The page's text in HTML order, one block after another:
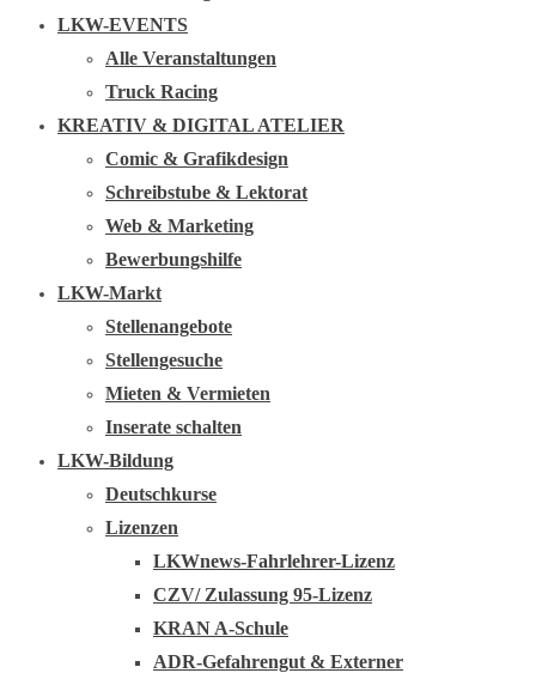
LKW-EVENTS
Alle Veranstaltungen
Truck Racing
KREATIV & DIGITAL ATELIER
Comic & Grafikdesign
Schreibstube & Lektorat
Web & Marketing
Bewerbungshilfe
LKW-Markt
Stellenangebote
Stellengesuche
Mieten & Vermieten
Inserate schalten
LKW-Bildung
Deutschkurse
Lizenzen
LKWnews-Fahrlehrer-Lizenz
CZV/ Zulassung 95-Lizenz
KRAN A-Schule
ADR-Gefahrengut & Externer